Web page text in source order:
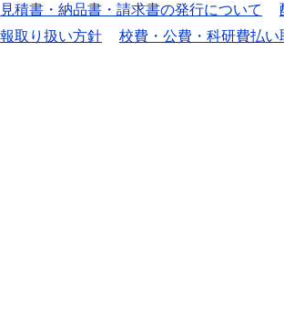
見積書・納品書・請求書の発行について
取り扱い方針 校費・公費・科研費払い